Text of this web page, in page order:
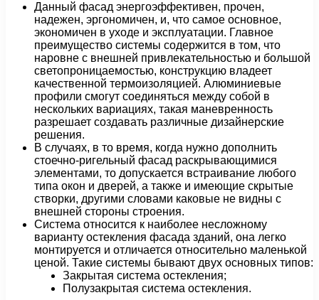
Данный фасад энергоэффективен, прочен,
надежен, эргономичен, и, что самое основное,
экономичен в уходе и эксплуатации. Главное
преимущество системы содержится в том, что
наровне с внешней привлекательностью и большой
светопроницаемостью, конструкцию владеет
качественной термоизоляцией. Алюминиевые
профили смогут соединяться между собой в
нескольких вариациях, такая маневренность
разрешает создавать различные дизайнерские
решения.
В случаях, в то время, когда нужно дополнить
стоечно-ригельный фасад раскрывающимися
элементами, то допускается встраивание любого
типа окон и дверей, а также и имеющие скрытые
створки, другими словами каковые не видны с
внешней стороны строения.
Система относится к наиболее несложному
варианту остекления фасада зданий, она легко
монтируется и отличается относительно маленькой
ценой. Такие системы бывают двух основных типов:
Закрытая система остекления;
Полузакрытая система остекления.